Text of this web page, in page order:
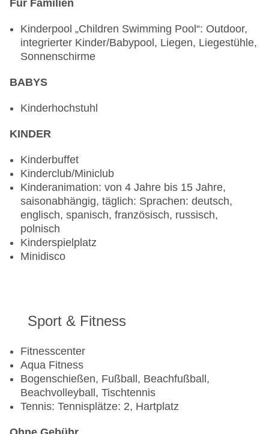
Snack Bar „Snack Bar“
Bar „Mini Bar Les Palmiers“
Poolbar Outdoor „Pool Bar“
Für Familien
Kinderpool „Children Swimming Pool“: Outdoor,
integrierter Kinder/Babypool, Liegen, Liegestühle,
Sonnenschirme
BABYS
Kinderhochstuhl
KINDER
Kinderbuffet
Kinderclub/Miniclub
Kinderanimation: von 4 Jahre bis 15 Jahre,
saisonabhängig, täglich: Sprachen: deutsch,
englisch, spanisch, französisch, russisch,
polnisch
Kinderspielplatz
Minidisco
Sport & Fitness
Fitnesscenter
Aqua Fitness
Bogenschießen, Fußball, Beachfußball,
Beachvolleyball, Tischtennis
Tennis: Tennisplätze: 2, Hartplatz